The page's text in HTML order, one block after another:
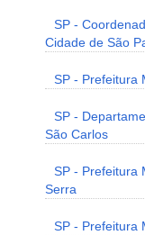
SP -
Cidade de São
SP - Prefeitura
SP -
São Carlos
SP - Prefeitura
Serra
SP - Prefeitura